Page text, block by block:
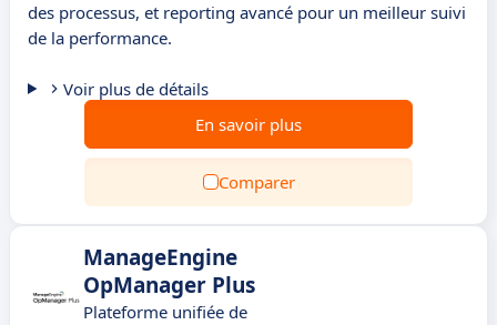
des processus, et reporting avancé pour un meilleur suivi
de la performance.
Voir plus de détails
En savoir plus
Comparer
ManageEngine
OpManager Plus
Plateforme unifiée de